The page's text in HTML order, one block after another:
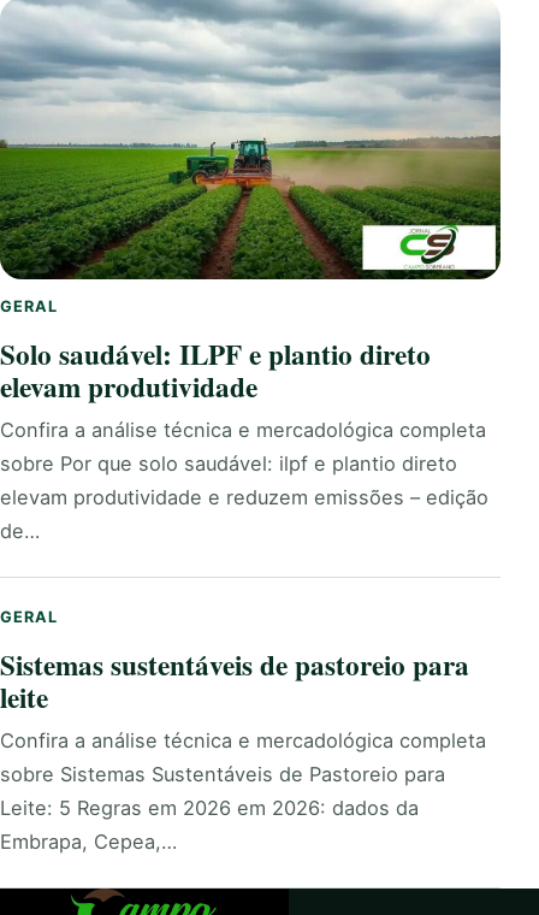
GERAL
Solo saudável: ILPF e plantio direto
elevam produtividade
Confira a análise técnica e mercadológica completa
sobre Por que solo saudável: ilpf e plantio direto
elevam produtividade e reduzem emissões – edição
de…
GERAL
Sistemas sustentáveis de pastoreio para
leite
Confira a análise técnica e mercadológica completa
sobre Sistemas Sustentáveis de Pastoreio para
Leite: 5 Regras em 2026 em 2026: dados da
Embrapa, Cepea,…